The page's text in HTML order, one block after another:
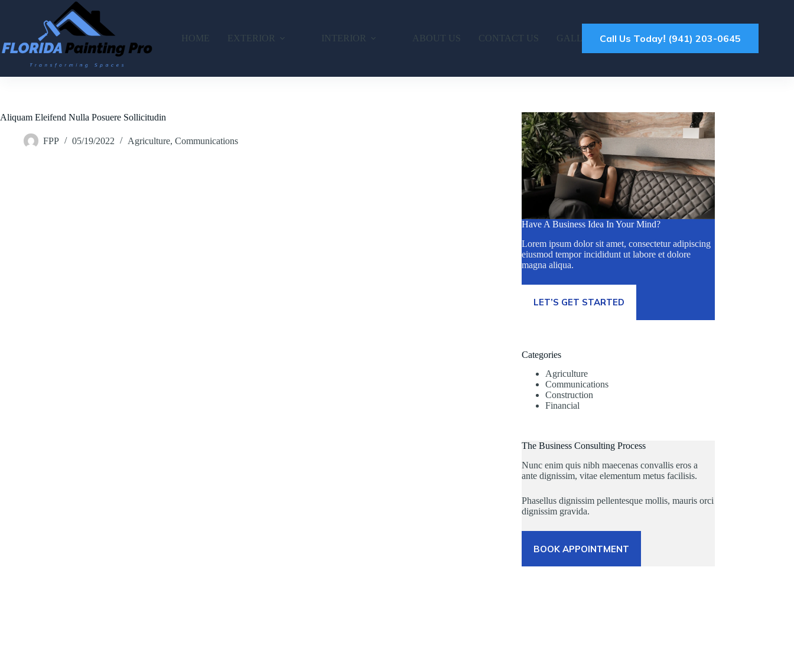
HOME
EXTERIOR INTERIOR ABOUT US CONTACT US GALLERYCall Us Todayǃ (941) 203-0645
Aliquam Eleifend Nulla Posuere Sollicitudin
FPP 05/19/2022 Agriculture, Communications
Have A Business Idea In Your Mind?
Lorem ipsum dolor sit amet, consectetur adipiscing
eiusmod tempor incididunt ut labore et dolore
magna aliqua.
LET’S GET STARTED
Categories
Agriculture
Communications
Construction
Financial
The Business Consulting Process
Nunc enim quis nibh maecenas convallis eros a
ante dignissim, vitae elementum metus facilisis.
Phasellus dignissim pellentesque mollis, mauris orci
dignissim gravida.
BOOK APPOINTMENT